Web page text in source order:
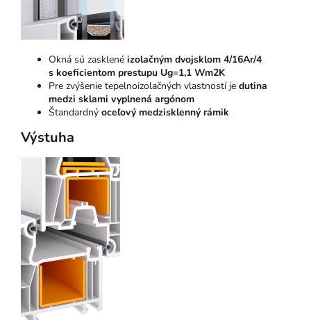
Okná sú zasklené izolačným dvojsklom 4/16Ar/4
s koeficientom prestupu Ug=1,1 Wm2K
Pre zvýšenie tepelnoizolačných vlastností je dutina
medzi sklami vyplnená argónom
Štandardný oceľový medzisklenný rámik
Výstuha